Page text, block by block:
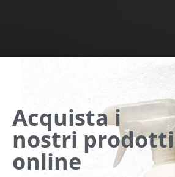
Acquista i
nostri prodotti
online